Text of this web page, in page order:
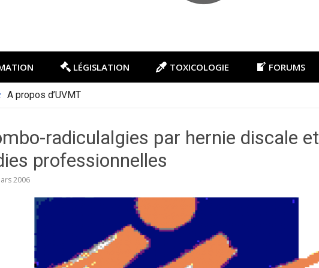
LÉGISLATION TOXICOLOGIE FORUMS
A propos d’UVMT
radiculalgies par hernie discale et
professionnelles
2006